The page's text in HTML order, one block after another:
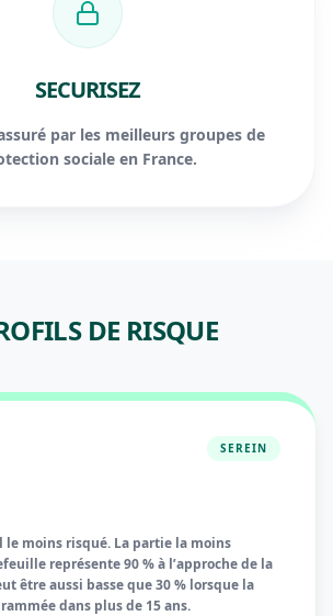
SECURISEZ
par les meilleurs groupes de
sociale en France.
DE RISQUE
SEREIN
le moins risqué. La partie la moins
représente 90 % à l’approche de la
être aussi basse que 30 % lorsque la
dans plus de 15 ans.